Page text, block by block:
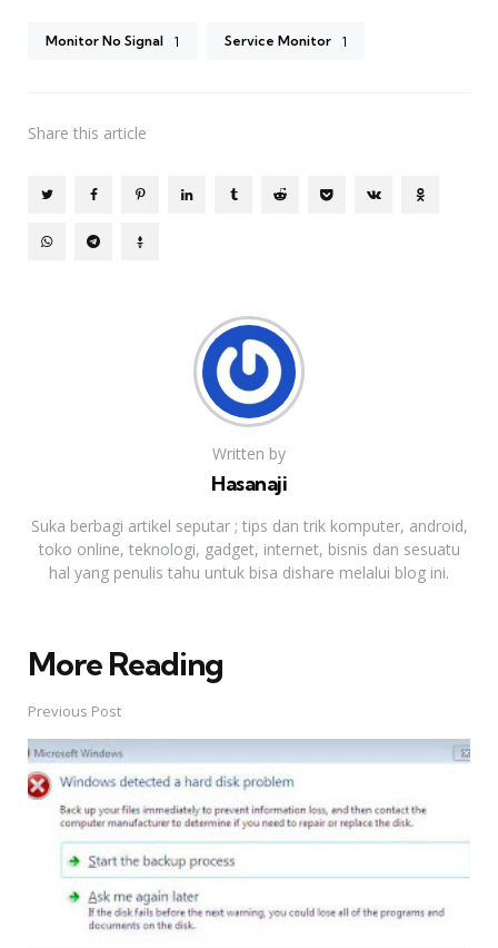
Monitor No Signal 1 Service Monitor 1
Share this article
Written by
Hasanaji
Suka berbagi artikel seputar ; tips dan trik komputer, android,
toko online, teknologi, gadget, internet, bisnis dan sesuatu
hal yang penulis tahu untuk bisa dishare melalui blog ini.
More Reading
Post
navigation
Previous Post